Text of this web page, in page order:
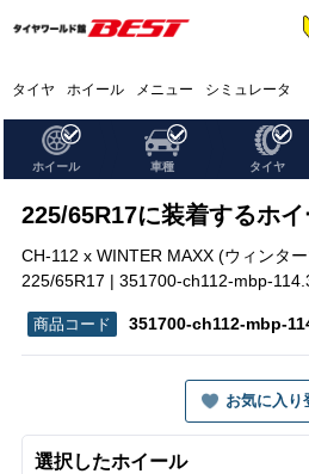
タイヤ ホイール メニュー シミュレータ
ホイール 車種 タイヤ
225/65R17に装着するホ
CH-112 x WINTER MAXX (ウィンタ
225/65R17 | 351700-ch112-mbp-
351700-ch112-mbp-
お気に入り
選択したホイール